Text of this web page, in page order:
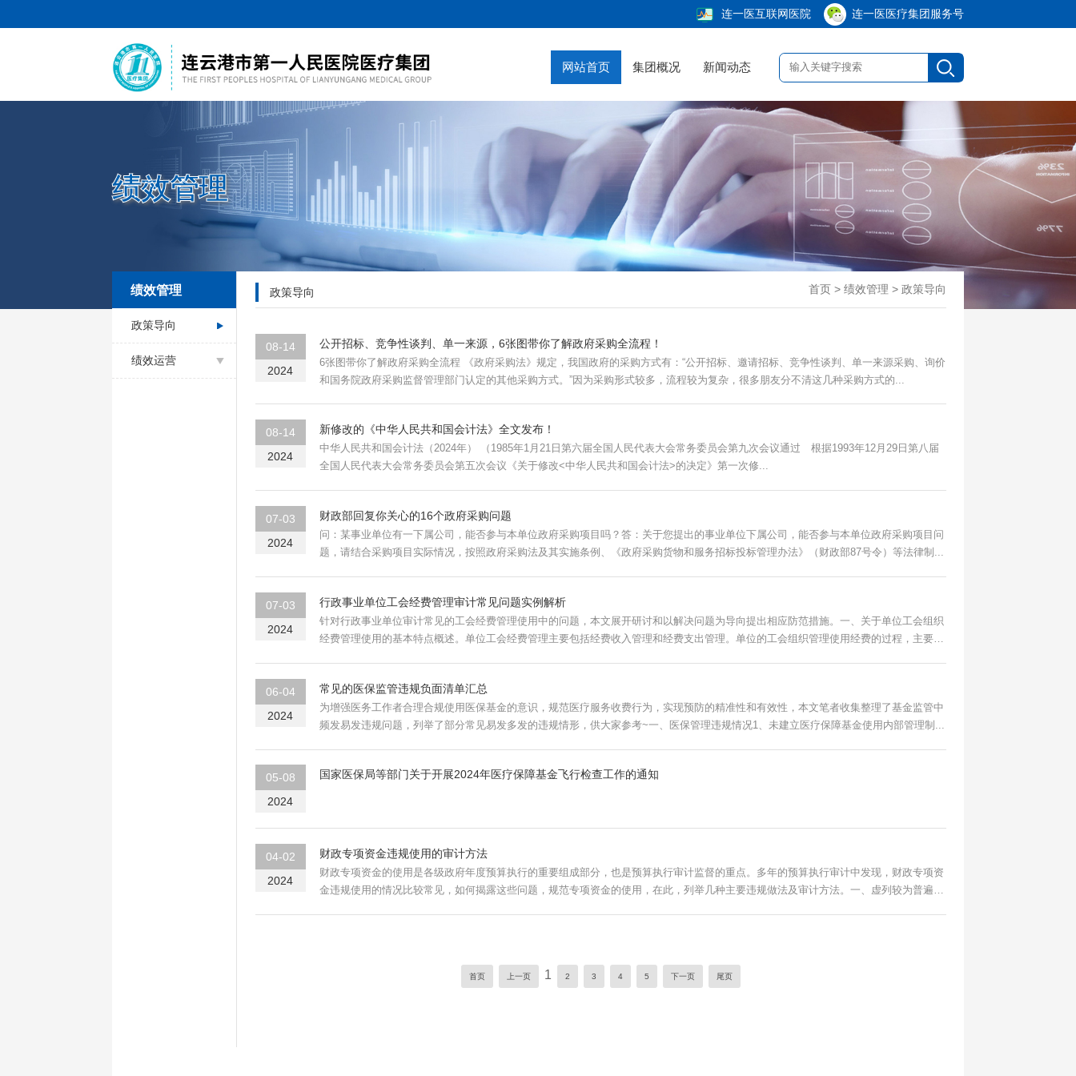
连一医互联网医院 连一医医疗集团服务号
网站首页 集团概况 新闻动态
绩效管理
绩效管理
政策导向
绩效运营
政策导向 首页> 绩效管理 > 政策导向
08-14
2024
公开招标、竞争性谈判、单一来源，6张图带你了解政府采购全流程！
6张图带你了解政府采购全流程 《政府采购法》规定，我国政府的采购方式有：“公开招标、邀请招标、竞争性谈判、单一来源采购、询价
和国务院政府采购监督管理部门认定的其他采购方式。”因为采购形式较多，流程较为复杂，很多朋友分不清这几种采购方式的...
08-14
2024
新修改的《中华人民共和国会计法》全文发布！
中华人民共和国会计法（2024年） （1985年1月21日第六届全国人民代表大会常务委员会第九次会议通过 根据1993年12月29日第八届
全国人民代表大会常务委员会第五次会议《关于修改<中华人民共和国会计法>的决定》第一次修...
07-03
2024
财政部回复你关心的16个政府采购问题
问：某事业单位有一下属公司，能否参与本单位政府采购项目吗？答：关于您提出的事业单位下属公司，能否参与本单位政府采购项目问
题，请结合采购项目实际情况，按照政府采购法及其实施条例、《政府采购货物和服务招标投标管理办法》（财政部87号令）等法律制...
07-03
2024
行政事业单位工会经费管理审计常见问题实例解析
针对行政事业单位审计常见的工会经费管理使用中的问题，本文展开研讨和以解决问题为导向提出相应防范措施。一、关于单位工会组织
经费管理使用的基本特点概述。单位工会经费管理主要包括经费收入管理和经费支出管理。单位的工会组织管理使用经费的过程，主要
06-04
2024
常见的医保监管违规负面清单汇总
为增强医务工作者合理合规使用医保基金的意识，规范医疗服务收费行为，实现预防的精准性和有效性，本文笔者收集整理了基金监管中
频发易发违规问题，列举了部分常见易发多发的违规情形，供大家参考~一、医保管理违规情况1、未建立医疗保障基金使用内部管理制...
05-08
2024
国家医保局等部门关于开展2024年医疗保障基金飞行检查工作的通知
04-02
2024
财政专项资金违规使用的审计方法
财政专项资金的使用是各级政府年度预算执行的重要组成部分，也是预算执行审计监督的重点。多年的预算执行审计中发现，财政专项资
金违规使用的情况比较常见，如何揭露这些问题，规范专项资金的使用，在此，列举几种主要违规做法及审计方法。一、虚列较为普遍
首页 上一页 1 2 3 4 5 下一页 尾页